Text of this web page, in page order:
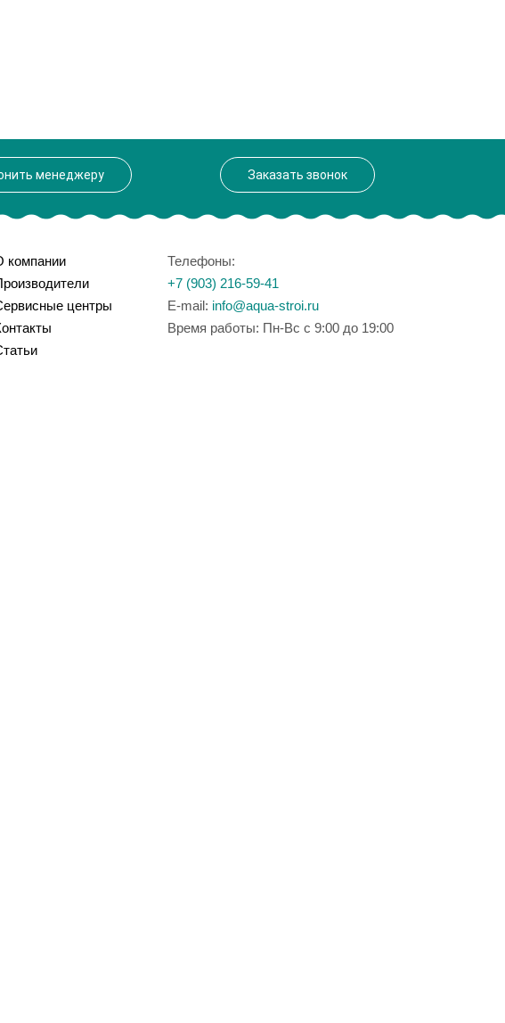
менеджеру Заказать звонок
компании
центры
Телефоны:
+7 (903) 216-59-41
E-mail: info@aqua-stroi.ru
Время работы: Пн-Вс с 9:00 до 19:00